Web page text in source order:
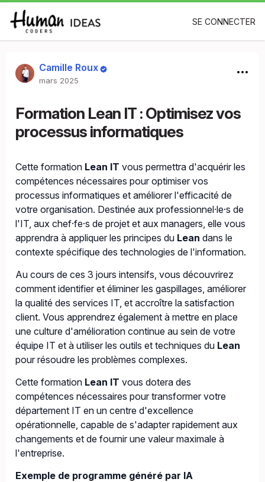
SE CONNECTER
Camille Roux
mars 2025
Formation Lean IT : Optimisez vos
processus informatiques
Cette formation Lean IT vous permettra d'acquérir les
compétences nécessaires pour optimiser vos
processus informatiques et améliorer l'efficacité de
votre organisation. Destinée aux professionnel·le·s de
l'IT, aux chef·fe·s de projet et aux managers, elle vous
apprendra à appliquer les principes du Lean dans le
contexte spécifique des technologies de l'information.
Au cours de ces 3 jours intensifs, vous découvrirez
comment identifier et éliminer les gaspillages, améliorer
la qualité des services IT, et accroître la satisfaction
client. Vous apprendrez également à mettre en place
une culture d'amélioration continue au sein de votre
équipe IT et à utiliser les outils et techniques du Lean
pour résoudre les problèmes complexes.
Cette formation Lean IT vous dotera des
compétences nécessaires pour transformer votre
département IT en un centre d'excellence
opérationnelle, capable de s'adapter rapidement aux
changements et de fournir une valeur maximale à
l'entreprise.
Exemple de programme généré par IA